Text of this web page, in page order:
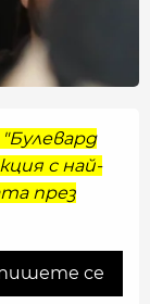
с най-
през